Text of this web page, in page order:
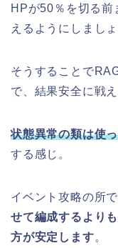
HPが50％を切る前
えるようにしましょ
そうすることで
で、結果安全に戦え
状態異常の類は使
する感じ。
イベント攻略の所
せて編成するより
方が安定します。